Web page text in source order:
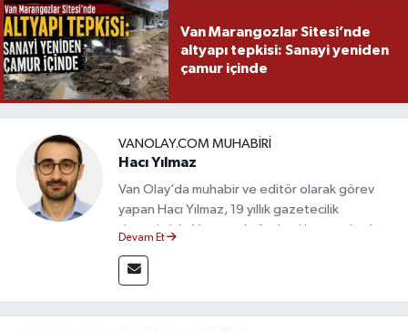
Van Marangozlar Sitesi’nde
altyapı tepkisi: Sanayi yeniden
çamur içinde
VANOLAY.COM MUHABIRI
Hacı Yılmaz
Van Olay’da muhabir ve editör olarak görev
yapan Hacı Yılmaz, 19 yıllık gazetecilik
deneyimiyle Van yerel gündemi başta olmak
takip etmektedir. Editoryal sürece katkı sunan
Yılmaz, tarafsızlık, doğruluk ve etik ilkeler
Devam Et